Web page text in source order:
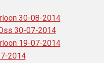
30-08-2014
30-07-2014
19-07-2014
2014